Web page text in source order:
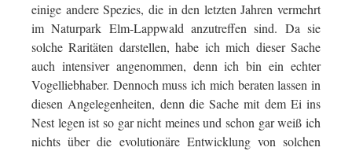
einige andere Spezies, die in den letzten Jahren vermehrt
im Naturpark Elm-Lappwald anzutreffen sind. Da sie
solche Raritäten darstellen, habe ich mich dieser Sache
auch intensiver angenommen, denn ich bin ein echter
Vogelliebhaber. Dennoch muss ich mich beraten lassen in
diesen Angelegenheiten, denn die Sache mit dem Ei ins
Nest legen ist so gar nicht meines und schon gar weiß ich
nichts über die evolutionäre Entwicklung von solchen